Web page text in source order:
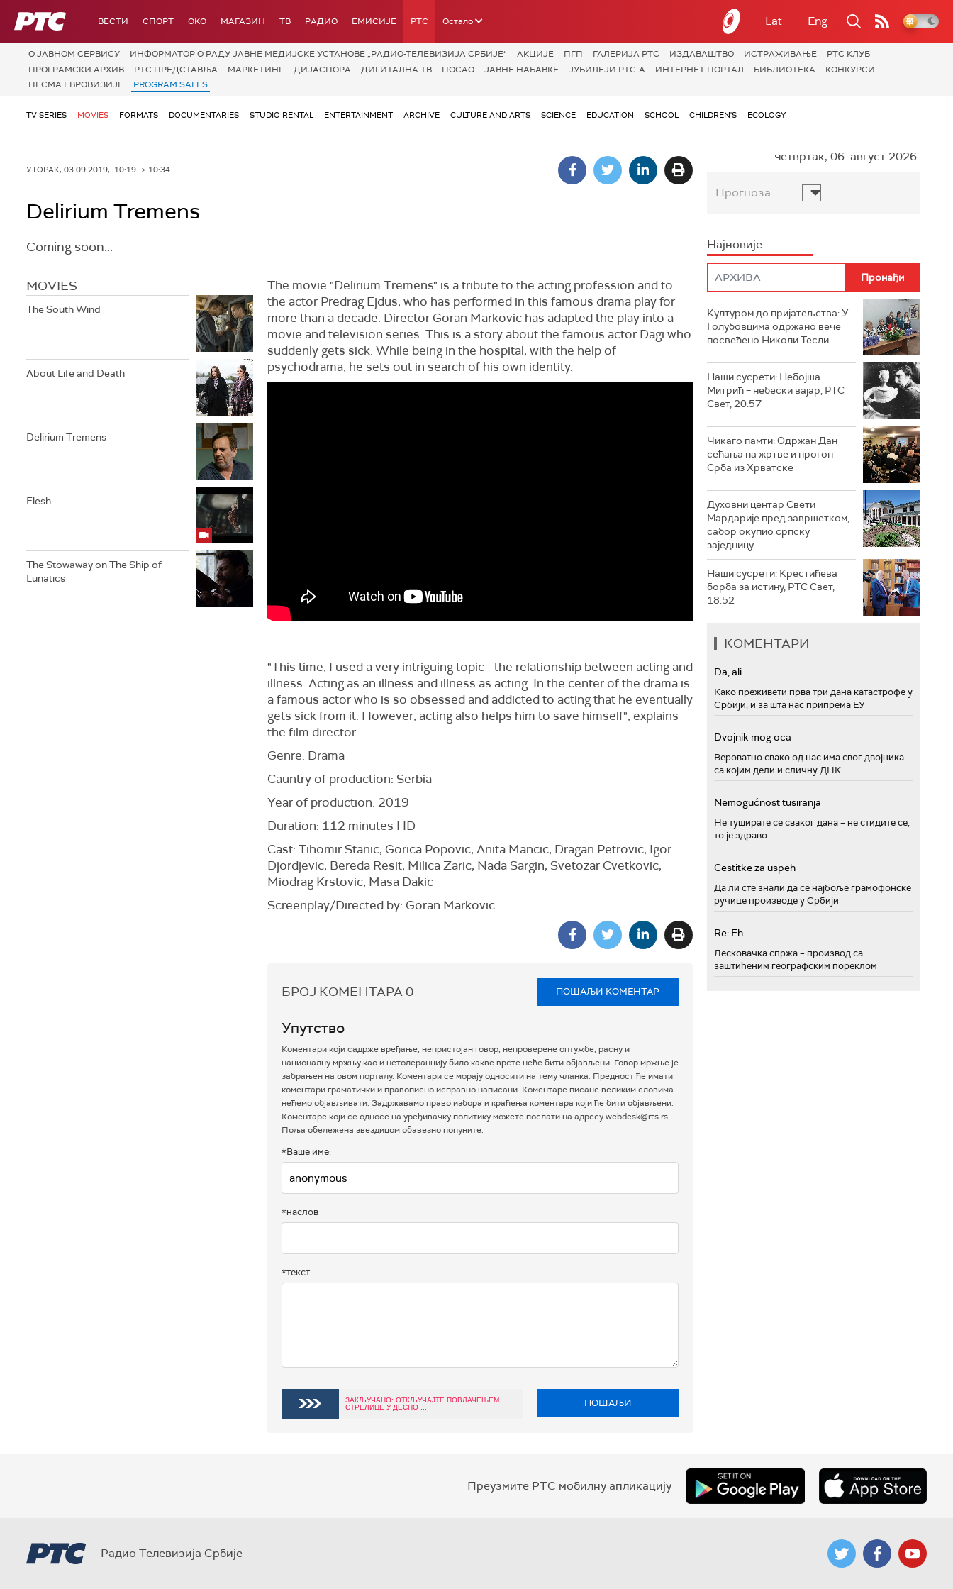
РТС ВЕСТИ СПОРТ OKO МАГАЗИН ТВ РАДИО ЕМИСИЈЕ РТС Остало Lat Eng
О JАВНОМ СЕРВИСУ ИНФОРМАТОР О РАДУ ЈАВНЕ МЕДИЈСКЕ УСТАНОВЕ „РАДИО-ТЕЛЕВИЗИЈА СРБИЈЕ“ АКЦИЈЕ ПГП ГАЛЕРИЈА РТС ИЗДАВАШТВО ИСТРАЖИВАЊЕ
РТС КЛУБ
ПРОГРАМСКИ АРХИВ
РТС ПРЕДСТАВЉА МАРКЕТИНГ ДИЈАСПОРА ДИГИТАЛНА ТВ ПОСАО ЈАВНЕ НАБАВКЕ ЈУБИЛЕЈИ РТС-А ИНТЕРНЕТ ПОРТАЛ БИБЛИОТЕКА
КОНКУРСИ
ПЕСМА ЕВРОВИЗИЈЕ
PROGRAM SALES
TV SERIES MOVIES FORMATS DOCUMENTARIES STUDIO RENTAL ENTERTAINMENT ARCHIVE CULTURE AND ARTS SCIENCE EDUCATION SCHOOL CHILDREN'S ECOLOGY
УТОРАК, 03.09.2019, 10:19 -> 10:34
Delirium Tremens
Coming soon...
MOVIES
The South Wind
About Life and Death
Delirium Tremens
Flesh
The Stowaway on The Ship of
Lunatics
The movie "Delirium Tremens" is a tribute to the acting profession and to
the actor Predrag Ejdus, who has performed in this famous drama play for
more than a decade. Director Goran Markovic has adapted the play into a
movie and television series. This is a story about the famous actor Dagi who
suddenly gets sick. While being in the hospital, with the help of
psychodrama, he sets out in search of his own identity.
"This time, I used a very intriguing topic - the relationship between acting and
illness. Acting as an illness and illness as acting. In the center of the drama is
a famous actor who is so obsessed and addicted to acting that he eventually
gets sick from it. However, acting also helps him to save himself", explains
the film director.
Genre: Drama
Cauntry of production: Serbia
Year of production: 2019
Duration: 112 minutes HD
Cast: Tihomir Stanic, Gorica Popovic, Anita Mancic, Dragan Petrovic, Igor
Djordjevic, Bereda Resit, Milica Zaric, Nada Sargin, Svetozar Cvetkovic,
Miodrag Krstovic, Masa Dakic
Screenplay/Directed by: Goran Markovic
БРОЈ КОМЕНТАРА0 ПОШАЉИ КОМЕНТАР
Упутство
Коментари који садрже вређање, непристојан говор, непроверене оптужбе, расну и
националну мржњу као и нетолеранцију било какве врсте неће бити објављени. Говор мржње је
забрањен на овом порталу. Коментари се морају односити на тему чланка. Предност ће имати
коментари граматички и правописно исправно написани. Коментаре писане великим словима
нећемо објављивати. Задржавамо право избора и краћења коментара који ће бити објављени.
Коментаре који се односе на уређивачку политику можете послати на адресу webdesk@rts.rs.
Поља обележена звездицом обавезно попуните.
*Ваше име:
*наслов
*текст
ЗАКЉУЧАНО: ОТКЉУЧАЈТЕ ПОВЛАЧЕЊЕМ
СТРЕЛИЦЕ У ДЕСНО ...
ПОШАЉИ
четвртак, 06. август 2026.
Прогноза
Најновије
Културом до пријатељства: У
Голубовцима одржано вече
посвећено Николи Тесли
Наши сусрети: Небојша
Митрић – небески вајар, РТС
Свет, 20.57
Чикаго памти: Одржан Дан
сећања на жртве и прогон
Срба из Хрватске
Духовни центар Свети
Мардарије пред завршетком,
сабор окупио српску
заједницу
Наши сусрети: Крестићева
борба за истину, РТС Свет,
18.52
КОМЕНТАРИ
Da, ali...
Како преживети прва три дана катастрофе у
Србији, и за шта нас припрема ЕУ
Dvojnik mog oca
Вероватно свако од нас има свог двојника
са којим дели и сличну ДНК
Nemogućnost tusiranja
Не туширате се сваког дана – не стидите се,
то је здраво
Cestitke za uspeh
Да ли сте знали да се најбоље грамофонске
ручице производе у Србији
Re: Eh...
Лесковачка спржа – производ са
заштићеним географским пореклом
Преузмите РТС мобилну апликацију
Радио Телевизија Србије